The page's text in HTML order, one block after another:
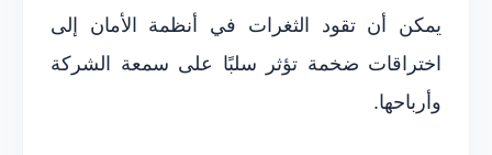
يمكن أن تقود الثغرات في أنظمة الأمان إلى
اختراقات ضخمة تؤثر سلبًا على سمعة الشركة
وأرباحها.